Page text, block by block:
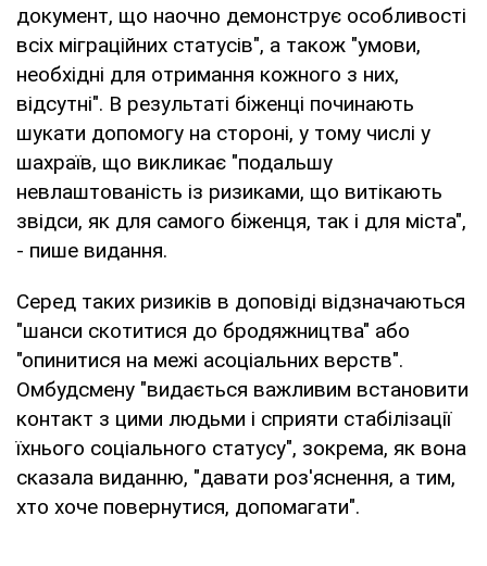
документ, що наочно демонструє особливості
всіх міграційних статусів", а також "умови,
необхідні для отримання кожного з них,
відсутні". В результаті біженці починають
шукати допомогу на стороні, у тому числі у
шахраїв, що викликає "подальшу
невлаштованість із ризиками, що витікають
звідси, як для самого біженця, так і для міста",
- пише видання.
Серед таких ризиків в доповіді відзначаються
"шанси скотитися до бродяжництва" або
"опинитися на межі асоціальних верств".
Омбудсмену "видається важливим встановити
контакт з цими людьми і сприяти стабілізації
їхнього соціального статусу", зокрема, як вона
сказала виданню, "давати роз'яснення, а тим,
хто хоче повернутися, допомагати".